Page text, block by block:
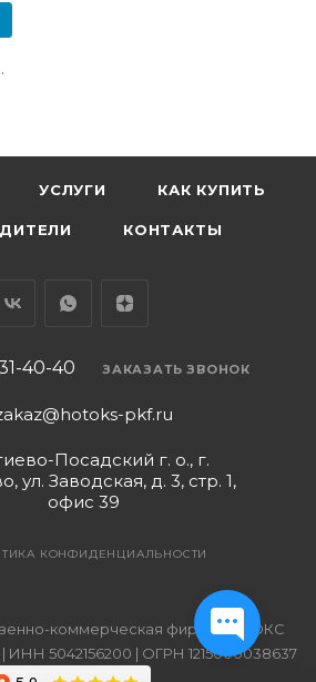
УСЛУГИ КАК КУПИТЬ
КОНТАКТЫ
40-40 ЗАКАЗАТЬ ЗВОНОК
pkf.ru
Посадский г. о., г.
ул. Заводская, д. 3, стр. 1,
офис 39
КОНФИДЕНЦИАЛЬНОСТИ
коммерческая фирма ХОТОКС
5042156200 | ОГРН 1215000038637